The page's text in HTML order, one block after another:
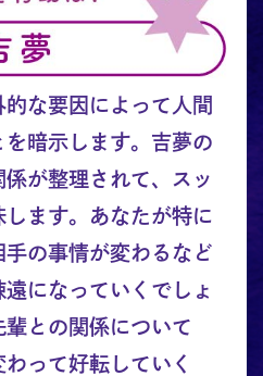
な要因によって人間
を暗示します。吉夢の
が整理されて、スッ
ます。あなたが特に
の事情が変わるなど
になっていくでしょ
輩との関係について
って好転していく